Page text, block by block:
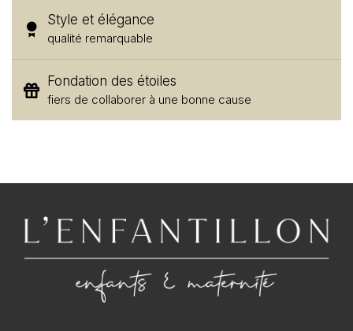
Style et élégance
qualité remarquable
Fondation des étoiles
fiers de collaborer à une bonne cause